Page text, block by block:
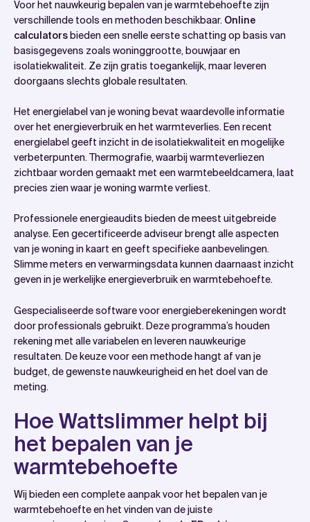
Voor het nauwkeurig bepalen van je warmtebehoefte zijn
verschillende tools en methoden beschikbaar. Online
calculators bieden een snelle eerste schatting op basis van
basisgegevens zoals woninggrootte, bouwjaar en
isolatiekwaliteit. Ze zijn gratis toegankelijk, maar leveren
doorgaans slechts globale resultaten.
Het energielabel van je woning bevat waardevolle informatie
over het energieverbruik en het warmteverlies. Een recent
energielabel geeft inzicht in de isolatiekwaliteit en mogelijke
verbeterpunten. Thermografie, waarbij warmteverliezen
zichtbaar worden gemaakt met een warmtebeeldcamera, laat
precies zien waar je woning warmte verliest.
Professionele energieaudits bieden de meest uitgebreide
analyse. Een gecertificeerde adviseur brengt alle aspecten
van je woning in kaart en geeft specifieke aanbevelingen.
Slimme meters en verwarmingsdata kunnen daarnaast inzicht
geven in je werkelijke energieverbruik en warmtebehoefte.
Gespecialiseerde software voor energieberekeningen wordt
door professionals gebruikt. Deze programma’s houden
rekening met alle variabelen en leveren nauwkeurige
resultaten. De keuze voor een methode hangt af van je
budget, de gewenste nauwkeurigheid en het doel van de
meting.
Hoe Wattslimmer helpt bij
het bepalen van je
warmtebehoefte
Wij bieden een complete aanpak voor het bepalen van je
warmtebehoefte en het vinden van de juiste